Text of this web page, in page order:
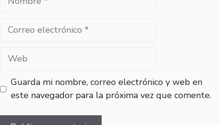
Correo
Web
Guarda mi nombre, correo electrónico y web en
este navegador para la próxima vez que comente.